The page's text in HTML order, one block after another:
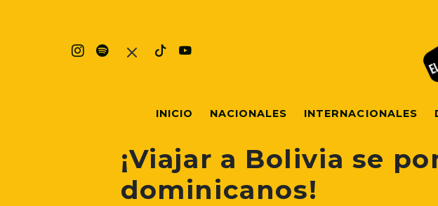
INICIO NACIONALES INTERNACIONALES
¡Viajar a Bolivia se
dominicanos!